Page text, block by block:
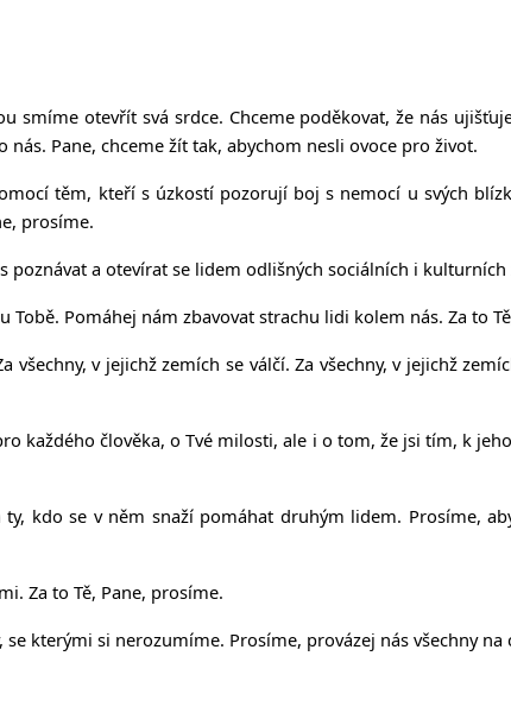
smíme otevřít svá srdce. Chceme poděkovat, že nás
Pane, chceme žít tak, abychom nesli ovoce pro život.
těm, kteří s úzkostí pozorují boj s nemocí u svých
prosíme.
a otevírat se lidem odlišných sociálních i kulturních
Pomáhej nám zbavovat strachu lidi kolem nás. Za to
všechny, v jejichž zemích se válčí. Za všechny, v jejichž
každého člověka, o Tvé milosti, ale i o tom, že jsi tím, k
kdo se v něm snaží pomáhat druhým lidem. Prosíme,
Za to Tě, Pane, prosíme.
kterými si nerozumíme. Prosíme, provázej nás všechny